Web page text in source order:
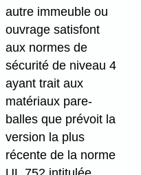
autre immeuble ou
ouvrage satisfont
aux normes de
sécurité de niveau 4
ayant trait aux
matériaux pare-
balles que prévoit la
version la plus
récente de la norme